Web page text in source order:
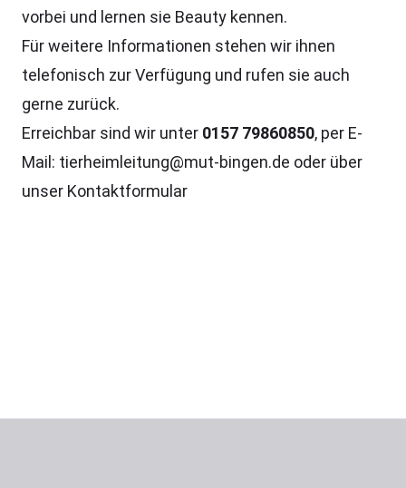
vorbei und lernen sie Beauty kennen.
Für weitere Informationen stehen wir ihnen
telefonisch zur Verfügung und rufen sie auch
gerne zurück.
Erreichbar sind wir unter 0157 79860850, per E-
Mail: tierheimleitung@mut-bingen.de oder über
unser Kontaktformular